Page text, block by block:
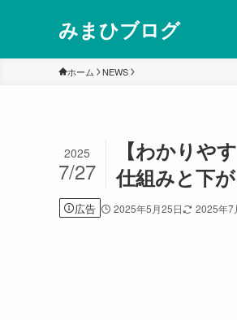
みまひブログ
ホーム NEWS
【わかりや
仕組みと下
2025
7/27
広告 2025年5月25日 2025年7